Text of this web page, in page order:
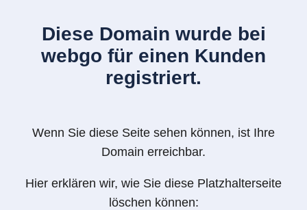
Diese Domain wurde bei
webgo für einen Kunden
registriert.
Wenn Sie diese Seite sehen können, ist Ihre
Domain erreichbar.
Hier erklären wir, wie Sie diese Platzhalterseite
löschen können: